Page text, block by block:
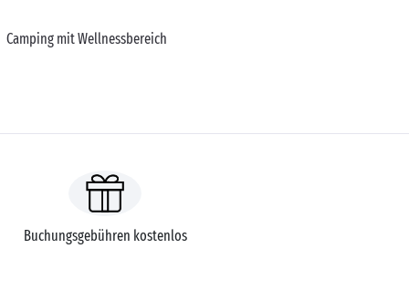
Camping mit Wellnessbereich
Buchungsgebühren kostenlos